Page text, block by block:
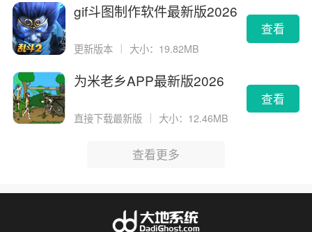
gif斗图制作软件最新版2026
更新版本 ｜ 大小：19.82MB
查看
为米老乡APP最新版2026
直接下载最新版 大小：12.46MB
查看
查看更多